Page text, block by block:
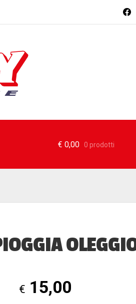
€ 0,00 0 prodotti
€ 15,00